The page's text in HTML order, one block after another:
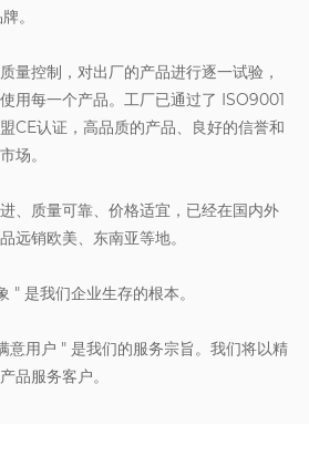
。
量控制，对出厂的产品进行逐一试验，
用每一个产品。工厂已通过了 ISO9001
CE认证，高品质的产品、良好的信誉和
场。
、质量可靠、价格适宜，已经在国内外
远销欧美、东南亚等地。
" 是我们企业生存的根本。
意用户 " 是我们的服务宗旨。我们将以精
品服务客户。